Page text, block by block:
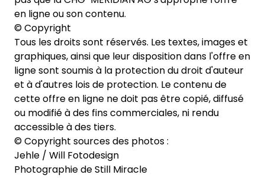
en ligne ou son contenu.
© Copyright
Tous les droits sont réservés. Les textes, images et
graphiques, ainsi que leur disposition dans l'offre en
ligne sont soumis à la protection du droit d'auteur
et à d'autres lois de protection. Le contenu de
cette offre en ligne ne doit pas être copié, diffusé
ou modifié à des fins commerciales, ni rendu
accessible à des tiers.
© Copyright sources des photos :
Jehle / Will Fotodesign
Photographie de Still Miracle